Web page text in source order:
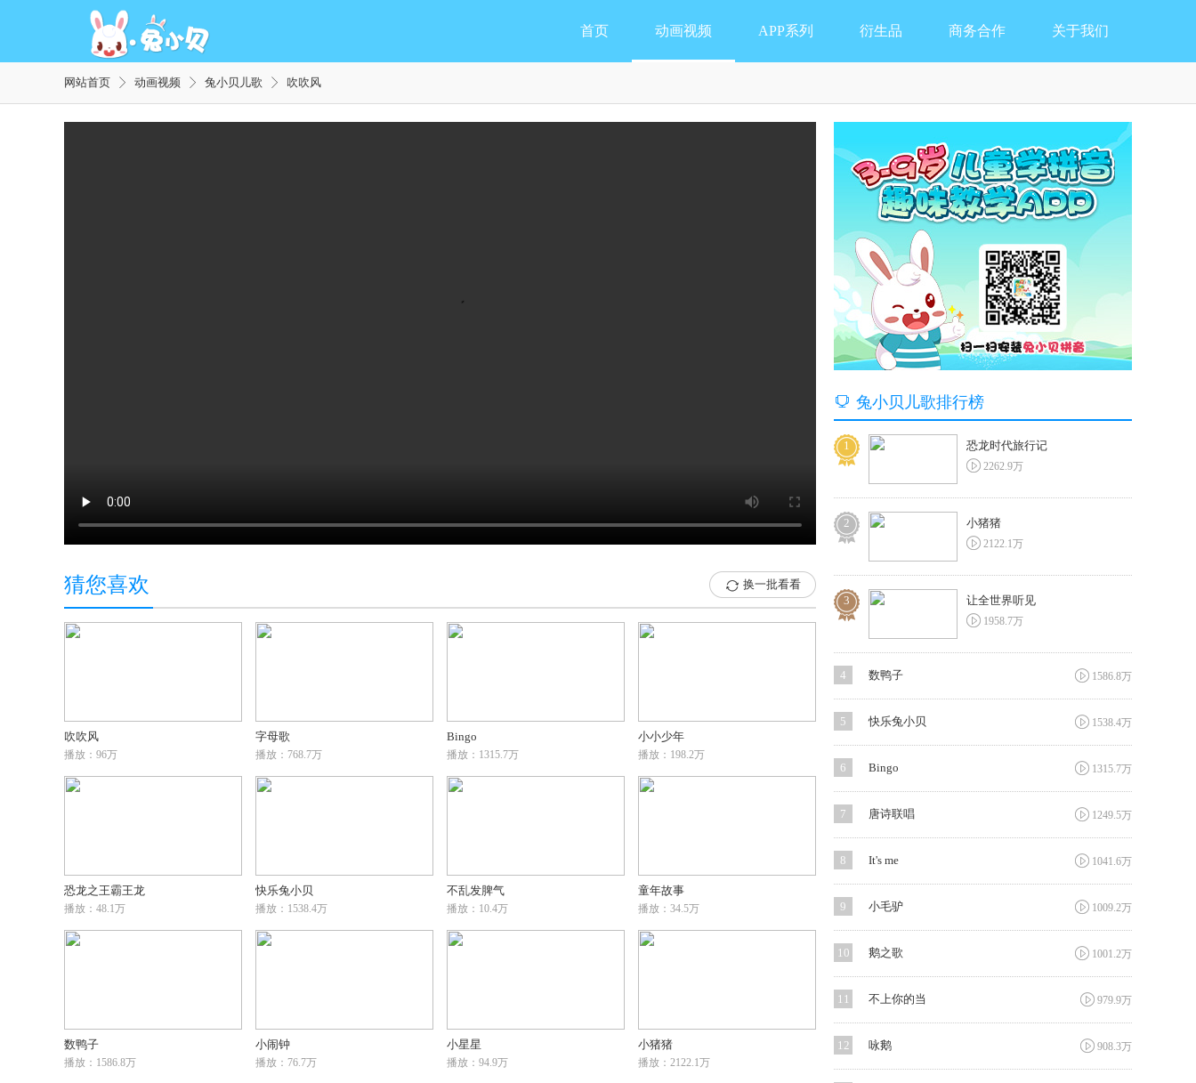
首页 动画视频 APP系列 衍生品 商务合作 关于我们
网站首页 动画视频 兔小贝儿歌 吹吹风
 换一批看看
猜您喜欢
吹吹风
播放：96万
字母歌
播放：768.7万
Bingo
播放：1315.7万
小小少年
播放：198.2万
恐龙之王霸王龙
播放：48.1万
快乐兔小贝
播放：1538.4万
不乱发脾气
播放：10.4万
童年故事
播放：34.5万
数鸭子
播放：1586.8万
小闹钟
播放：76.7万
小星星
播放：94.9万
小猪猪
播放：2122.1万
 兔小贝儿歌排行榜
1 恐龙时代旅行记
 2262.9万
2 小猪猪
 2122.1万
3 让全世界听见
 1958.7万
4 数鸭子  1586.8万
5 快乐兔小贝  1538.4万
6 Bingo  1315.7万
7 唐诗联唱  1249.5万
8 It's me  1041.6万
9 小毛驴  1009.2万
10 鹅之歌  1001.2万
11 不上你的当  979.9万
12 咏鹅  908.3万